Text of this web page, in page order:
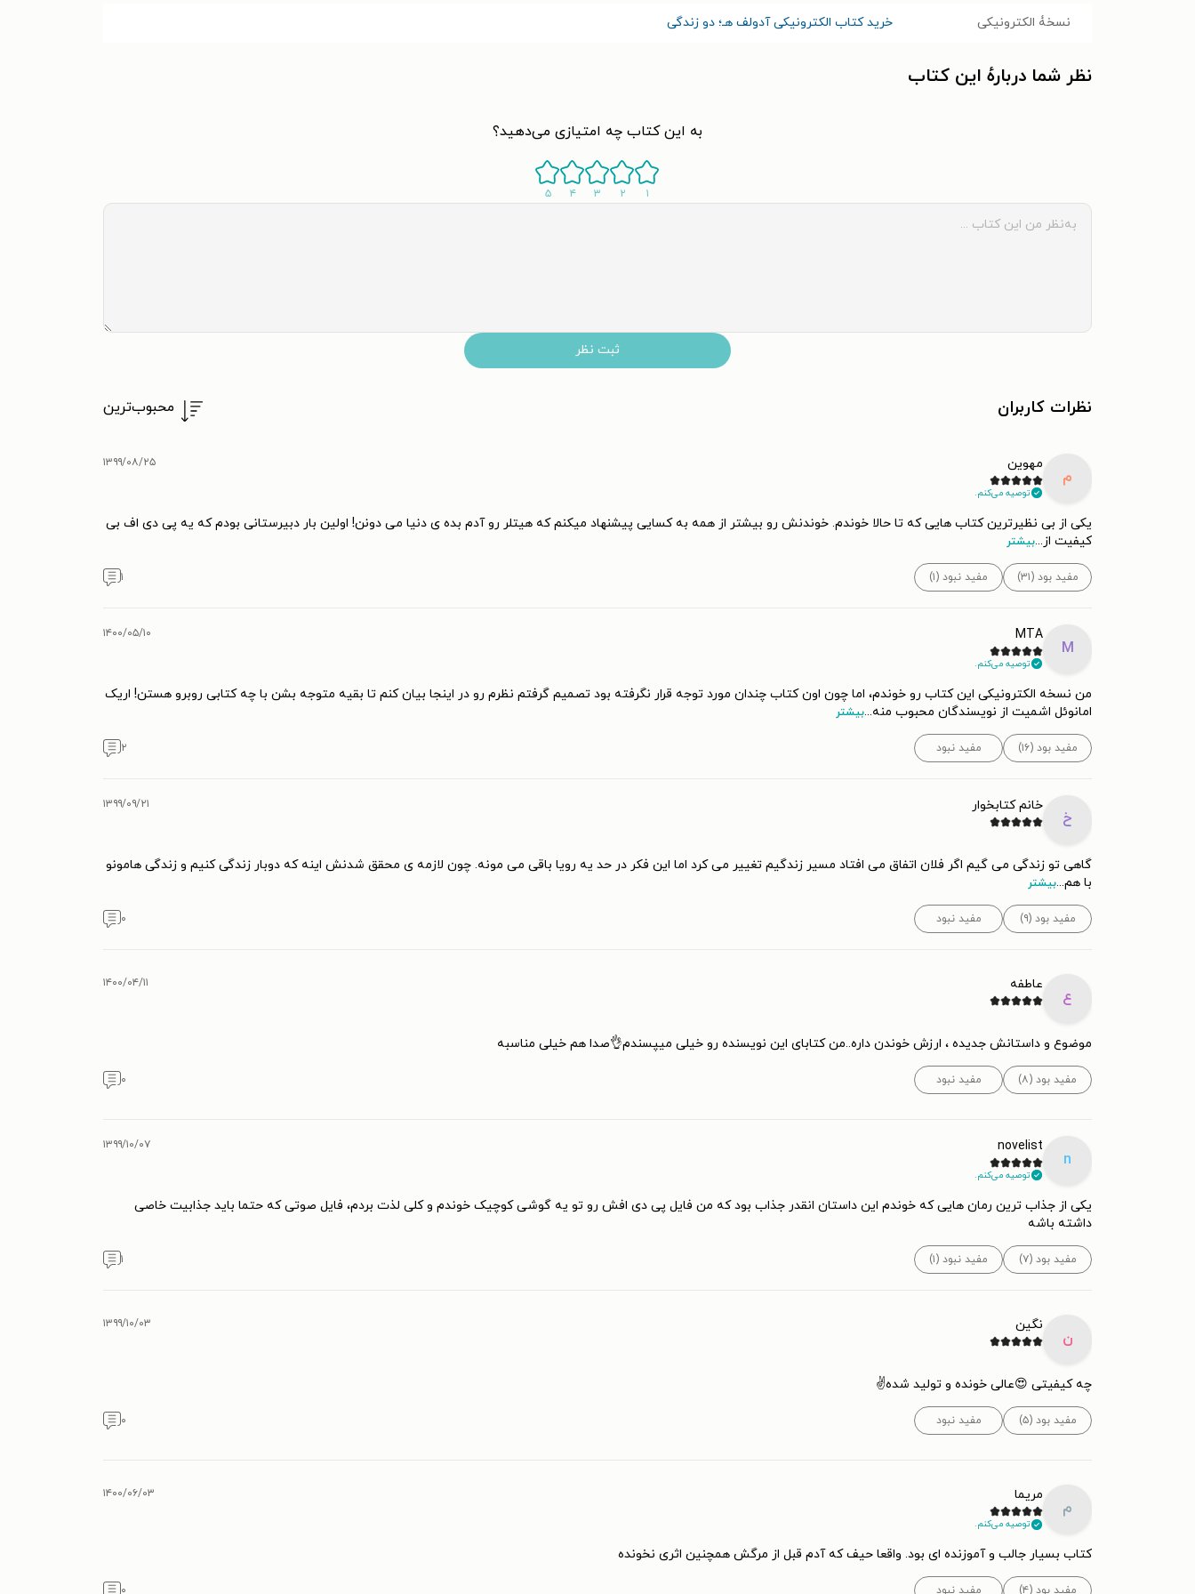
نسخۀ الکترونیکی خرید کتاب الکترونیکی آدولف هـ؛ دو زندگی
نظر شما دربارهٔ این کتاب
به این کتاب چه امتیازی می‌دهید؟
۱ ۲ ۳ ۴ ۵
ثبت نظر
نظرات کاربران محبوب‌ترین
م
مهوین
توصیه می‌کنم.
۱۳۹۹/۰۸/۲۵
یکی از بی نظیرترین کتاب هایی که تا حالا خوندم. خوندنش رو بیشتر از همه به کسایی پیشنهاد میکنم که هیتلر رو آدم بده ی دنیا می دونن! اولین بار دبیرستانی بودم که یه پی دی اف بی
کیفیت از ...بیشتر
مفید بود (۳۱) مفید نبود (۱) ۱
M
MTA
توصیه می‌کنم.
۱۴۰۰/۰۵/۱۰
من نسخه الکترونیکی این کتاب رو خوندم، اما چون اون کتاب چندان مورد توجه قرار نگرفته بود تصمیم گرفتم نظرم رو در اینجا بیان کنم تا بقیه متوجه بشن با چه کتابی روبرو هستن! اریک
امانوئل اشمیت از نویسندگان محبوب منه...بیشتر
مفید بود (۱۶) مفید نبود ۲
خ
خانم کتابخوار ۱۳۹۹/۰۹/۲۱
گاهی تو زندگی می گیم اگر فلان اتفاق می افتاد مسیر زندگیم تغییر می کرد اما این فکر در حد یه رویا باقی می مونه. چون لازمه ی محقق شدنش اینه که دوبار زندگی کنیم و زندگی هامونو
با هم...بیشتر
مفید بود (۹) مفید نبود ۰
ع
عاطفه ۱۴۰۰/۰۴/۱۱
موضوع و داستانش جدیده ، ارزش خوندن داره..من کتابای این نویسنده رو خیلی میپسندم👌صدا هم خیلی مناسبه
مفید بود (۸) مفید نبود ۰
n
novelist
توصیه می‌کنم.
۱۳۹۹/۱۰/۰۷
یکی از جذاب ترین رمان هایی که خوندم این داستان انقدر جذاب بود که من فایل پی دی افش رو تو یه گوشی کوچیک خوندم و کلی لذت بردم، فایل صوتی که حتما باید جذابیت خاصی
داشته باشه
مفید بود (۷) مفید نبود (۱) ۱
ن
نگین ۱۳۹۹/۱۰/۰۳
چه کیفیتی 😍عالی خونده و تولید شده✌
مفید بود (۵) مفید نبود ۰
م
مریما
توصیه می‌کنم.
۱۴۰۰/۰۶/۰۳
کتاب بسیار جالب و آموزنده ای بود. واقعا حیف که آدم قبل از مرگش همچنین اثری نخونده
مفید بود (۴) مفید نبود ۰